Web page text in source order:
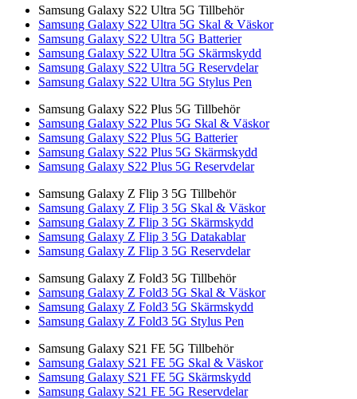
Samsung Galaxy S22 Ultra 5G Tillbehör
Samsung Galaxy S22 Ultra 5G Skal & Väskor
Samsung Galaxy S22 Ultra 5G Batterier
Samsung Galaxy S22 Ultra 5G Skärmskydd
Samsung Galaxy S22 Ultra 5G Reservdelar
Samsung Galaxy S22 Ultra 5G Stylus Pen
Samsung Galaxy S22 Plus 5G Tillbehör
Samsung Galaxy S22 Plus 5G Skal & Väskor
Samsung Galaxy S22 Plus 5G Batterier
Samsung Galaxy S22 Plus 5G Skärmskydd
Samsung Galaxy S22 Plus 5G Reservdelar
Samsung Galaxy Z Flip 3 5G Tillbehör
Samsung Galaxy Z Flip 3 5G Skal & Väskor
Samsung Galaxy Z Flip 3 5G Skärmskydd
Samsung Galaxy Z Flip 3 5G Datakablar
Samsung Galaxy Z Flip 3 5G Reservdelar
Samsung Galaxy Z Fold3 5G Tillbehör
Samsung Galaxy Z Fold3 5G Skal & Väskor
Samsung Galaxy Z Fold3 5G Skärmskydd
Samsung Galaxy Z Fold3 5G Stylus Pen
Samsung Galaxy S21 FE 5G Tillbehör
Samsung Galaxy S21 FE 5G Skal & Väskor
Samsung Galaxy S21 FE 5G Skärmskydd
Samsung Galaxy S21 FE 5G Reservdelar